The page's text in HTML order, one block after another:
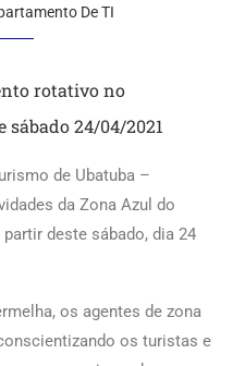
De TI
rotativo no
24/04/2021
de Ubatuba –
da Zona Azul do
deste sábado, dia 24
os agentes de zona
os turistas e